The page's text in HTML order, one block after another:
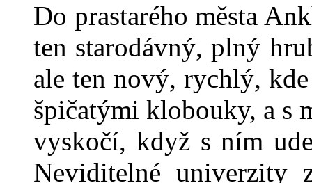
Do prastarého města
ten starodávný, plný
ale ten nový, rychlý,
špičatými klobouky, a s
vyskočí, když s ním
Neviditelné univerzity